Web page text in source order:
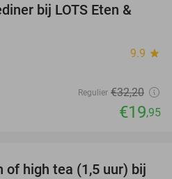
38%
bij LOTS Eten &
9.9 star
Regulier €32,20
€19,95
of high tea (1,5 uur) bij